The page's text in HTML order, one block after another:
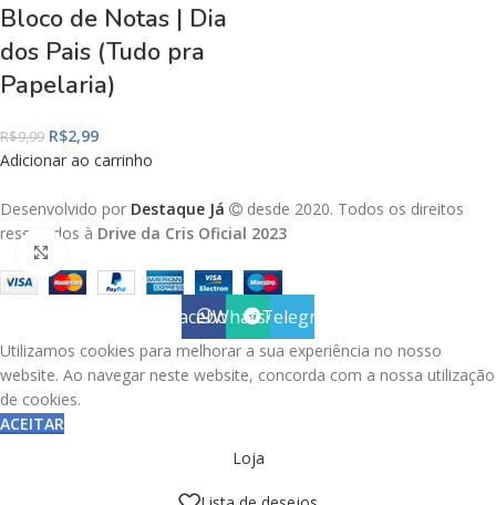
Bloco de Notas | Dia
dos Pais (Tudo pra
Papelaria)
R$9,99 R$2,99
Adicionar ao carrinho
Desenvolvido por Destaque Já
desde 2020. Todos os direitos
reservados à Drive da Cris Oficial 2023
Facebook
WhatsAppTelegram
Utilizamos cookies para melhorar a sua experiência no nosso
website. Ao navegar neste website, concorda com a nossa utilização
de cookies.
ACEITAR
Loja